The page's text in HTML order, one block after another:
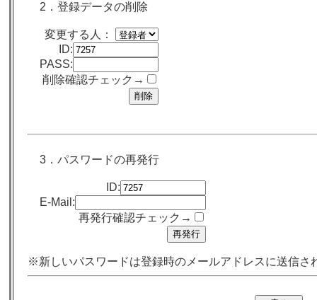
2．登録データの削除
変更する人：
ID:
PASS:
削除確認チェック→
3．パスワードの再発行
ID:
E-Mail:
再発行確認チェック→
※新しいパスワードは登録時のメールアドレスに送信さ